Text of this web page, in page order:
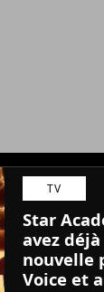
TV
Star
avez
nouvelle
Voice et